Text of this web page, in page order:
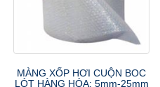
MÀNG XỐP HƠI CUỘN BOC
LÓT HÀNG HÓA: 5mm-25mm